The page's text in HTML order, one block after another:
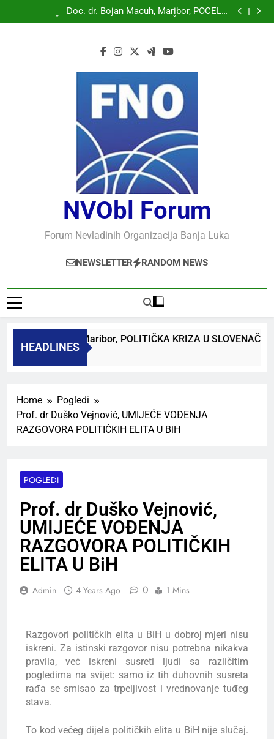
SLOVENAČKOM PARLAMENTU
Doc. dr. Bojan Macuh, Maribor, POČELO
OBILJEŽAVANJE 30 GODINA USPJEŠNOG RADA I
Prof.dr Vaso Bojanić, MOGU LI KOMPJUTERI POSTATI
Doc. dr. Bojan Macuh, Maribor, POLITIČKA KRIZA U
SLOVENAČKOM PARLAMENTU
Doc. dr. Bojan Macuh, Maribor, POČELO
RAZVOJA DEFENDOLOGIJE – POGLED IZ SLOVENIJE
AUTORITARNO LUDILO
NVObl Forum
Forum Nevladinih Organizacija Banja Luka
NEWSLETTER RANDOM NEWS
HEADLINES
Bojan Macuh, Maribor, POLITIČKA KRIZA U
Home
Pogledi
Prof. dr Duško Vejnović, UMIJEĆE VOĐENJA
RAZGOVORA POLITIČKIH ELITA U BiH
POGLEDI
Prof. dr Duško Vejnović,
UMIJEĆE VOĐENJA
RAZGOVORA POLITIČKIH
ELITA U BiH
Admin 4 Years Ago 0 1 Mins
Razgovori političkih elita u BiH u dobroj mjeri nisu
iskreni. Za istinski razgovor nisu potrebna nikakva
pravila, već iskreni susreti ljudi sa različitim
pogledima na svijet: samo iz tih duhovnih susreta
rađa se smisao za trpeljivost i vrednovanje tuđeg
stava.
To kod većeg dijela političkih elita u BiH nije slučaj.